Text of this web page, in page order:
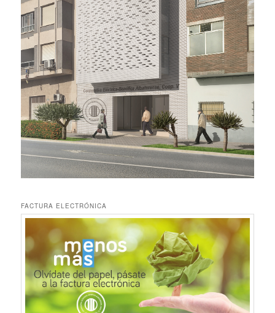
FACTURA ELECTRÓNICA